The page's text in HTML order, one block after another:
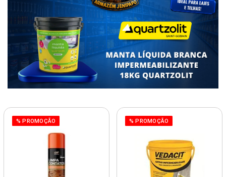
% PROMOÇÃO % PROMOÇÃO